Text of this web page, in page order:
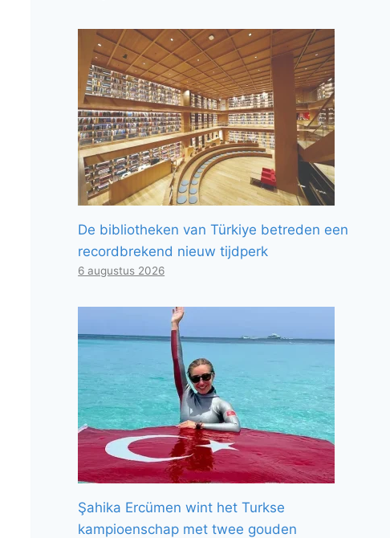
De bibliotheken van Türkiye betreden een
recordbrekend nieuw tijdperk
6 augustus 2026
Şahika Ercümen wint het Turkse
kampioenschap met twee gouden